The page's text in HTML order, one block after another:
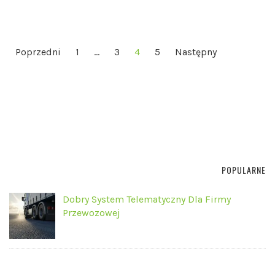
NAWIGACJA
Poprzedni 1 … 3 4 5 Następny
POPULARNE
Dobry System Telematyczny Dla Firmy
Przewozowej